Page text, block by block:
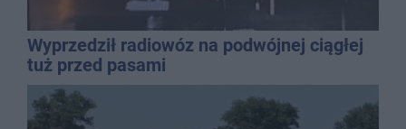
Wyprzedził radiowóz na podwójnej ciągłej
tuż przed pasami